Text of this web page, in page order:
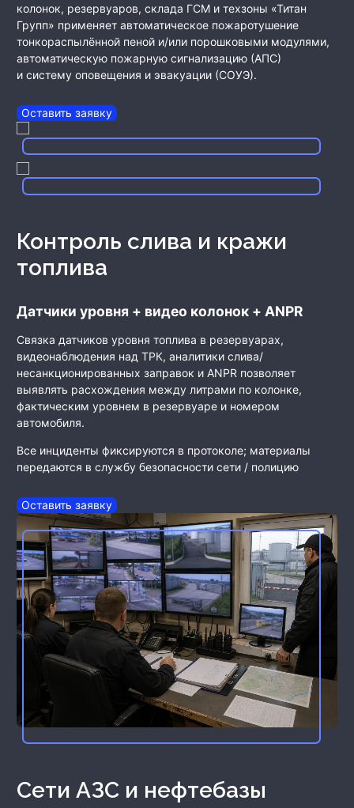
колонок, резервуаров, склада ГСМ и техзоны «Титан
Групп» применяет автоматическое пожаротушение
тонкораспылённой пеной и/или порошковыми модулями,
автоматическую пожарную сигнализацию (АПС)
и систему оповещения и эвакуации (СОУЭ).
Оставить заявку
Контроль слива и кражи
топлива
Датчики уровня + видео колонок + ANPR
Связка датчиков уровня топлива в резервуарах,
видеонаблюдения над ТРК, аналитики слива/
несанкционированных заправок и ANPR позволяет
выявлять расхождения между литрами по колонке,
фактическим уровнем в резервуаре и номером
автомобиля.
Все инциденты фиксируются в протоколе; материалы
передаются в службу безопасности сети / полицию
Оставить заявку
Сети АЗС и нефтебазы